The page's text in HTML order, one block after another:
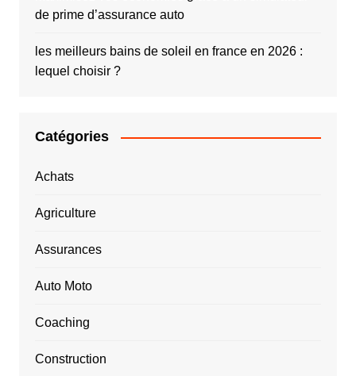
de prime d’assurance auto
les meilleurs bains de soleil en france en 2026 :
lequel choisir ?
Catégories
Achats
Agriculture
Assurances
Auto Moto
Coaching
Construction